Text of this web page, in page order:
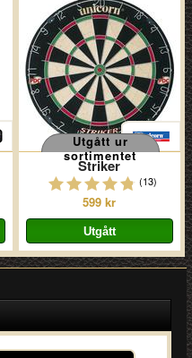
Utgått ur
sortimentet
Striker
(13)
599 kr